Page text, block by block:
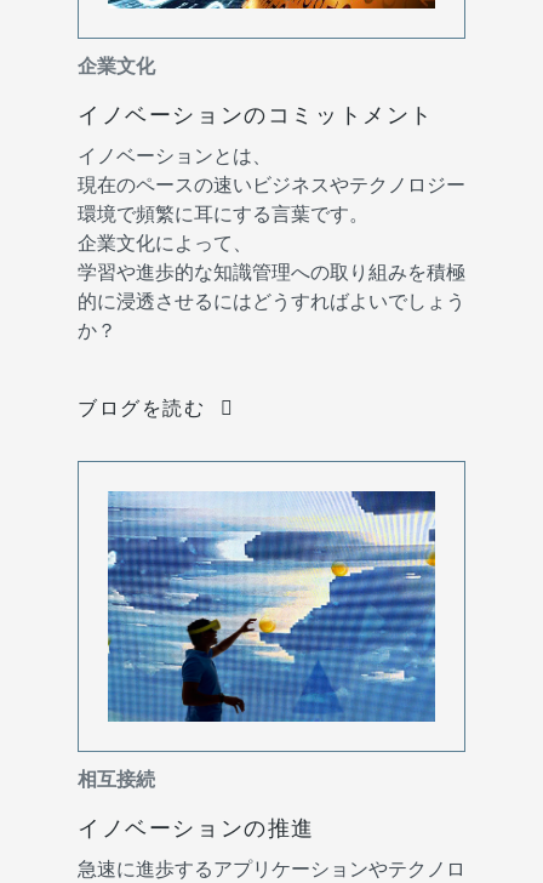
企業文化
イノベーションのコミットメント
イノベーションとは、
現在のペースの速いビジネスやテクノロジー
環境で頻繁に耳にする言葉です。
企業文化によって、
学習や進歩的な知識管理への取り組みを積極
的に浸透させるにはどうすればよいでしょう
か？
ブログを読む
相互接続
イノベーションの推進
急速に進歩するアプリケーションやテクノロ